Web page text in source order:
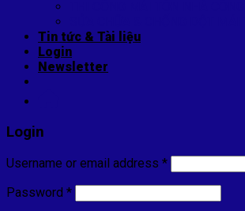
Tin tức & Tài liệu
Login
Newsletter
Login
Username or email address *
Password *